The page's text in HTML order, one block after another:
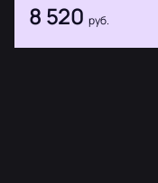
8 520 руб.